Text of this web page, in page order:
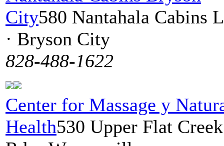
City580 Nantahala Cabins
· Bryson City
828-488-1622
Center for Massage y
Health530 Upper Flat Creek